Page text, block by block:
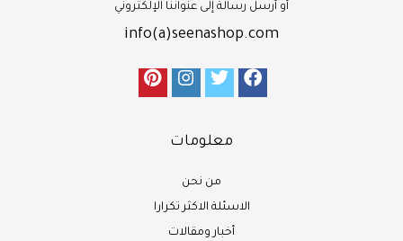
أو أرسل رسالة إلى عنواننا الإلكتروني
info(a)seenashop.com
معلومات
من نحن
الاسئلة الاكثر تكرارا
أخبار ومقالات